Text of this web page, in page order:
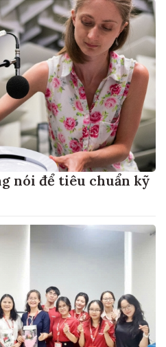
nói để tiêu chuẩn kỹ